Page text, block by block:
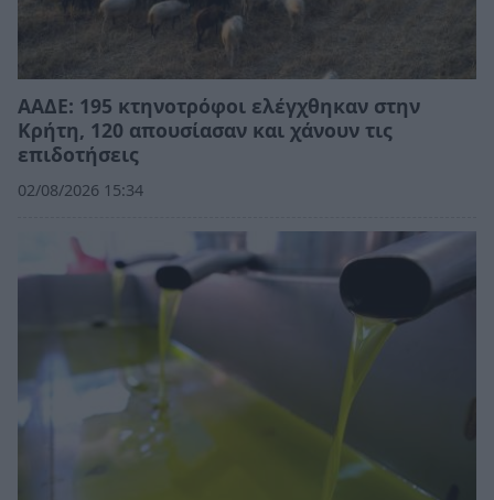
ΑΑΔΕ: 195 κτηνοτρόφοι ελέγχθηκαν στην
Κρήτη, 120 απουσίασαν και χάνουν τις
επιδοτήσεις
02/08/2026 15:34